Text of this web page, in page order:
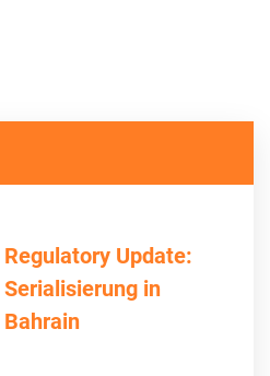
Regulatory Update:
Serialisierung in
Bahrain